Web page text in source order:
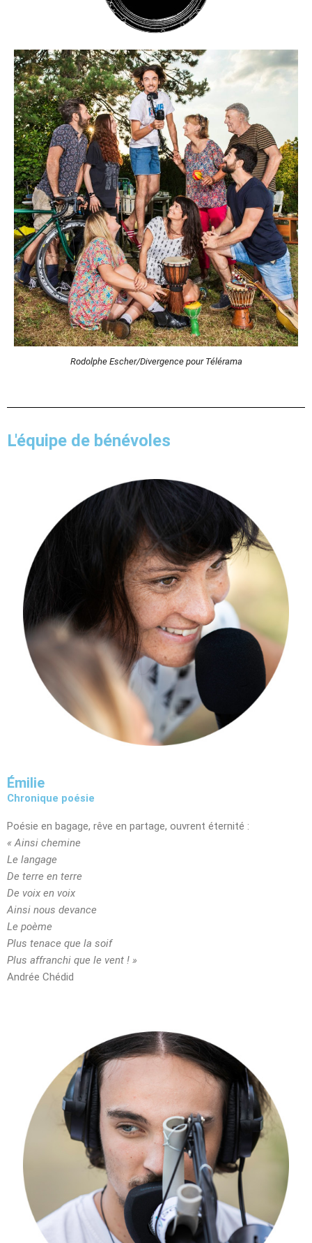
Rodolphe Escher/Divergence pour Télérama
L'équipe de bénévoles
Émilie
Chronique poésie
Poésie en bagage, rêve en partage, ouvrent éternité :
« Ainsi chemine
Le langage
De terre en terre
De voix en voix
Ainsi nous devance
Le poème
Plus tenace que la soif
Plus affranchi que le vent ! »
Andrée Chédid